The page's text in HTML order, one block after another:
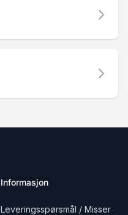
Informasjon
Leveringsspørsmål / Misser